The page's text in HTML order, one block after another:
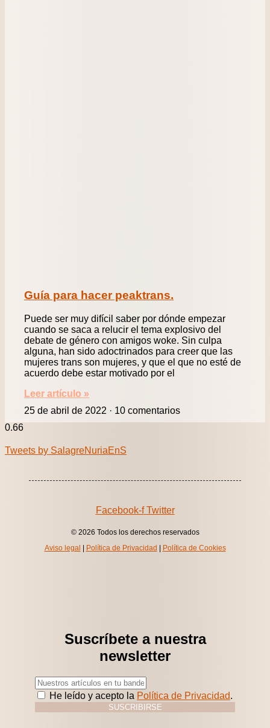
Guía para hacer peaktrans.
Puede ser muy difícil saber por dónde empezar
cuando se saca a relucir el tema explosivo del
debate de género con amigos woke. Sin culpa
alguna, han sido adoctrinados para creer que las
mujeres trans son mujeres, y que el que no esté de
acuerdo debe estar motivado por el
Leer artículo »
25 de abril de 2022
10 comentarios
Tweets by SalagreNuriaEnS
Facebook-f Twitter
© 2026 Todos los derechos reservados
Aviso legal
Política de Privacidad Política de Cookies
Suscríbete a nuestra
newsletter
He leído y acepto la Política de Privacidad.